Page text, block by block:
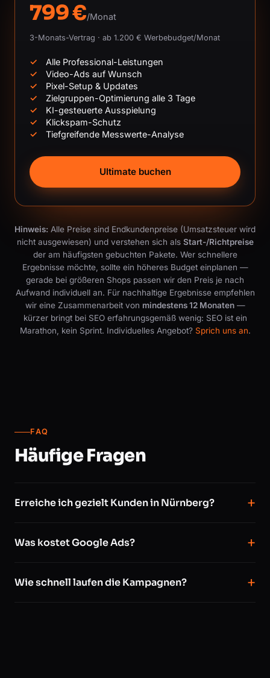
799 €/Monat
3-Monats-Vertrag · ab 1.200 € Werbebudget/Monat
Alle Professional-Leistungen
Video-Ads auf Wunsch
Pixel-Setup & Updates
Zielgruppen-Optimierung alle 3 Tage
KI-gesteuerte Ausspielung
Klickspam-Schutz
Tiefgreifende Messwerte-Analyse
Ultimate buchen
Hinweis: Alle Preise sind Endkundenpreise (Umsatzsteuer wird
nicht ausgewiesen) und verstehen sich als Start-/Richtpreise
der am häufigsten gebuchten Pakete. Wer schnellere
Ergebnisse möchte, sollte ein höheres Budget einplanen —
gerade bei größeren Shops passen wir den Preis je nach
Aufwand individuell an. Für nachhaltige Ergebnisse empfehlen
wir eine Zusammenarbeit von mindestens 12 Monaten—
kürzer bringt bei SEO erfahrungsgemäß wenig: SEO ist ein
Marathon, kein Sprint. Individuelles Angebot? Sprich uns an.
FAQ
Häufige Fragen
Erreiche ich gezielt Kunden in Nürnberg?
Was kostet Google Ads?
Wie schnell laufen die Kampagnen?